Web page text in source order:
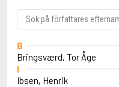
B
Bringsværd, Tor Åge
I
Ibsen, Henrik